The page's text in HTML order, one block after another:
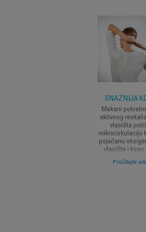
SNAŽNIJA
Mekani
aktivnog
vlasišta
mikrocirkulaciju
pojačanu
vlasišta i kosu
izgleda zdravije i
iz korijena.
Pročitajte